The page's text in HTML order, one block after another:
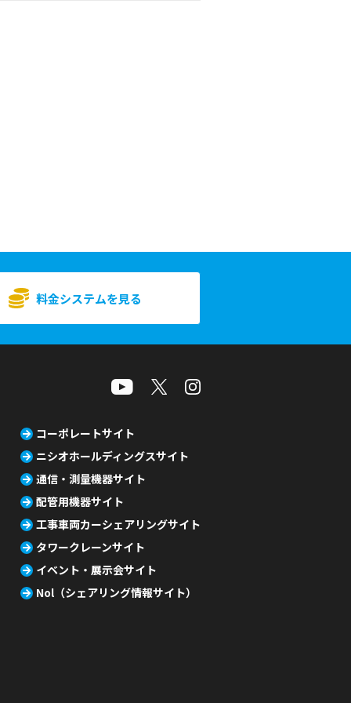
料金システムを見る
コーポレートサイト
ニシオホールディングスサイト
通信・測量機器サイト
配管用機器サイト
工事車両カーシェアリングサイト
タワークレーンサイト
イベント・展示会サイト
Nol（シェアリング情報サイト）